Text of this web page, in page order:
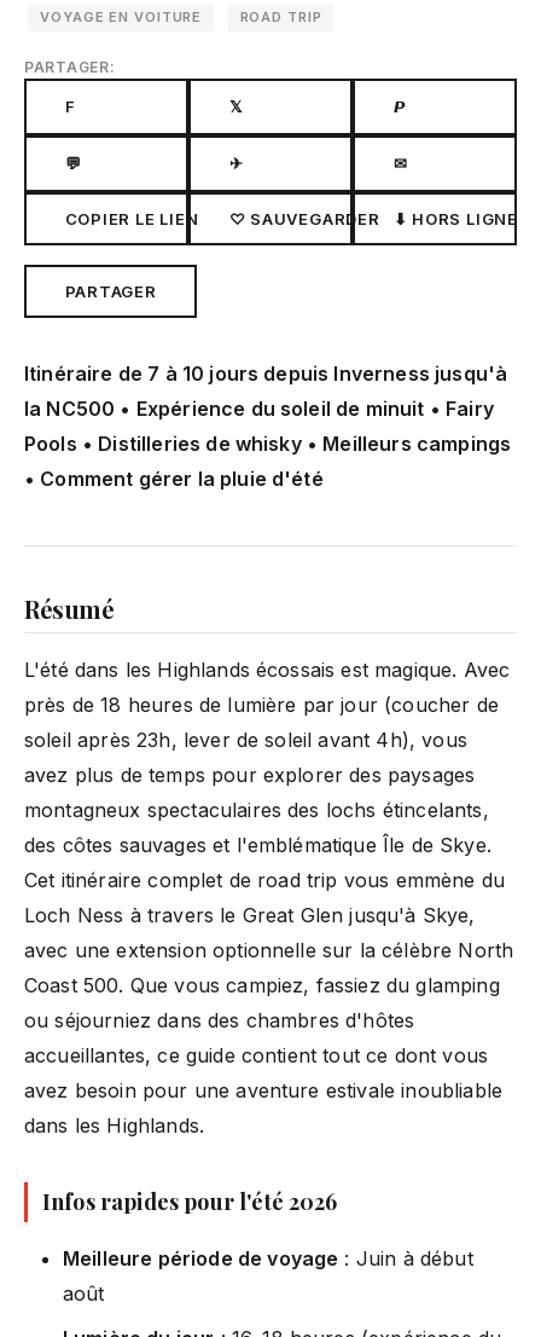
VOYAGE EN VOITURE ROAD TRIP
PARTAGER:
F 𝕏 𝙋
💬 ✈ ✉
COPIER LE LIEN ♡ SAUVEGARDER ⬇ HORS LIGNE
PARTAGER
Itinéraire de 7 à 10 jours depuis Inverness jusqu'à
la NC500 • Expérience du soleil de minuit • Fairy
Pools • Distilleries de whisky • Meilleurs campings
• Comment gérer la pluie d'été
Résumé
L'été dans les Highlands écossais est magique. Avec
près de 18 heures de lumière par jour (coucher de
soleil après 23h, lever de soleil avant 4h), vous
avez plus de temps pour explorer des paysages
montagneux spectaculaires des lochs étincelants,
des côtes sauvages et l'emblématique Île de Skye.
Cet itinéraire complet de road trip vous emmène du
Loch Ness à travers le Great Glen jusqu'à Skye,
avec une extension optionnelle sur la célèbre North
Coast 500. Que vous campiez, fassiez du glamping
ou séjourniez dans des chambres d'hôtes
accueillantes, ce guide contient tout ce dont vous
avez besoin pour une aventure estivale inoubliable
dans les Highlands.
Infos rapides pour l'été 2026
Meilleure période de voyage : Juin à début
août